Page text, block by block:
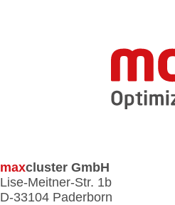
maxclusterGmbH
Lise-Meitner-Str. 1b
D-33104 Paderborn